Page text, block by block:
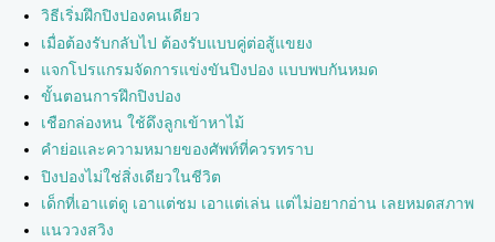
วิธีเริ่มฝึกปิงปองคนเดียว
เมื่อต้องรับกลับไป ต้องรับแบบคู่ต่อสู้แขยง
แจกโปรแกรมจัดการแข่งขันปิงปอง แบบพบกันหมด
ขั้นตอนการฝึกปิงปอง
เชือกล่องหน ใช้ดึงลูกเข้าหาไม้
คำย่อและความหมายของศัพท์ที่ควรทราบ
ปิงปองไม่ใช่สิ่งเดียวในชีวิต
เด็กที่เอาแต่ดู เอาแต่ชม เอาแต่เล่น แต่ไม่อยากอ่าน เลยหมดสภาพ
แนววงสวิง